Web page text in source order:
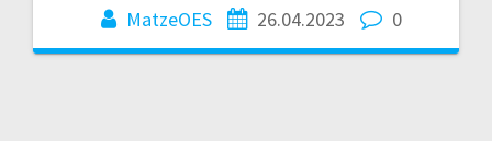
MatzeOES 26.04.2023 0